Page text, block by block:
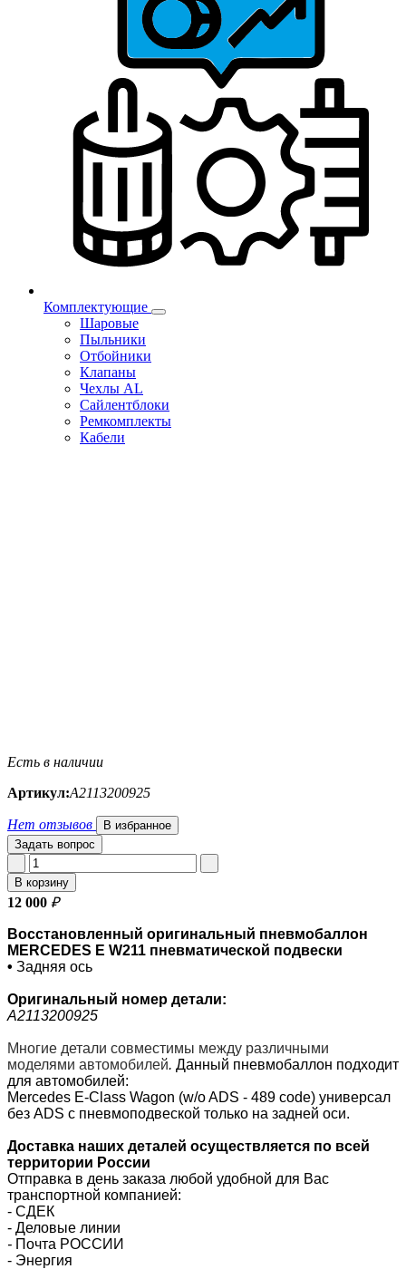
Комплектующие
Шаровые
Пыльники
Отбойники
Клапаны
Чехлы AL
Сайлентблоки
Ремкомплекты
Кабели
Есть в наличии
Артикул:A2113200925
Нет отзывов
В избранное
Задать вопрос
В корзину
12 000 ₽
Восстановленный оригинальный пневмобаллон
MERCEDES E W211 пневматической подвески
• Задняя ось
Оригинальный номер детали:
A2113200925
Многие детали совместимы между различными
моделями автомобилей. Данный пневмобаллон подходит
для автомобилей:
Mercedes E-Class Wagon (w/o ADS - 489 code) универсал
без ADS с пневмоподвеской только на задней оси.
Доставка наших деталей осуществляется по всей
территории России
Отправка в день заказа любой удобной для Вас
транспортной компанией:
- СДЕК
- Деловые линии
- Почта РОССИИ
- Энергия